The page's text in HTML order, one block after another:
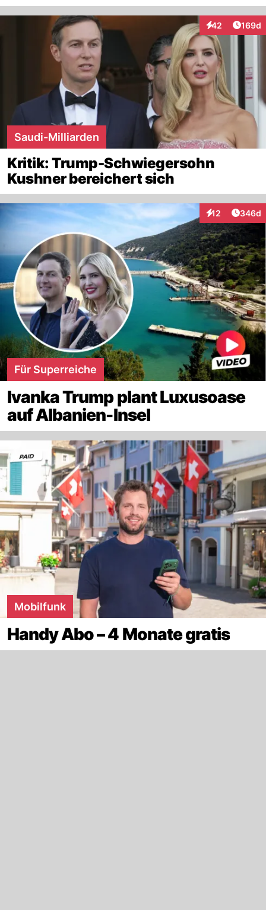
42
Interaktionen
169d
Saudi-Milliarden
Kritik: Trump-Schwiegersohn
Kushner bereichert sich
12
Interaktionen
346d
Für Superreiche
Ivanka Trump plant Luxusoase
auf Albanien-Insel
Mobilfunk
Handy Abo – 4 Monate gratis